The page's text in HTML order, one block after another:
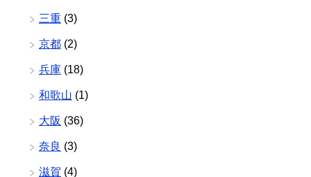
三重 (3)
京都 (2)
兵庫 (18)
和歌山 (1)
大阪 (36)
奈良 (3)
滋賀 (4)